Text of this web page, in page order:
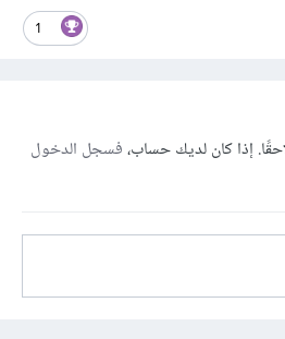
1
إذا كان لديك حساب،فسجل الدخول